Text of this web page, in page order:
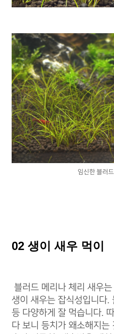
임신한 블러
02 생이 새우 먹이
블러드 메리나 체리 새우
생이 새우는 잡식성입니다.
등 다양하게 잘 먹습니다.
다 보니 등치가 왜소해지는